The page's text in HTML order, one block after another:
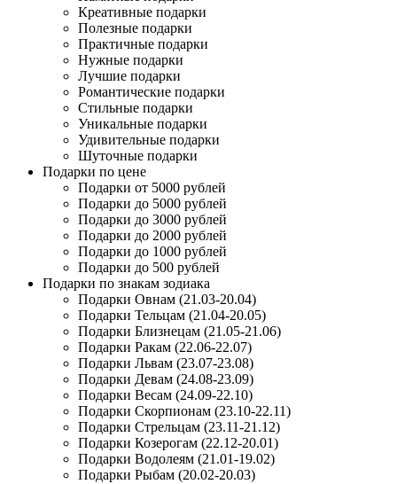
Креативные подарки
Полезные подарки
Практичные подарки
Нужные подарки
Лучшие подарки
Романтические подарки
Стильные подарки
Уникальные подарки
Удивительные подарки
Шуточные подарки
Подарки по цене
Подарки от 5000 рублей
Подарки до 5000 рублей
Подарки до 3000 рублей
Подарки до 2000 рублей
Подарки до 1000 рублей
Подарки до 500 рублей
Подарки по знакам зодиака
Подарки Овнам (21.03-20.04)
Подарки Тельцам (21.04-20.05)
Подарки Близнецам (21.05-21.06)
Подарки Ракам (22.06-22.07)
Подарки Львам (23.07-23.08)
Подарки Девам (24.08-23.09)
Подарки Весам (24.09-22.10)
Подарки Скорпионам (23.10-22.11)
Подарки Стрельцам (23.11-21.12)
Подарки Козерогам (22.12-20.01)
Подарки Водолеям (21.01-19.02)
Подарки Рыбам (20.02-20.03)